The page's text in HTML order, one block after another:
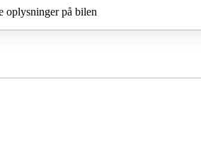
oplysninger på bilen